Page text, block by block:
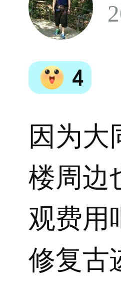
4
因为大
楼周边
观费用
修复古